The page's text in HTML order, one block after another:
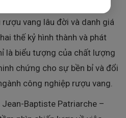
–
vang lâu đời và danh giá
thế kỷ hình thành và phát
là biểu tượng của chất lượng
chứng cho sự bền bỉ và đổi
công nghiệp rượu vang.
Baptiste Patriarche –